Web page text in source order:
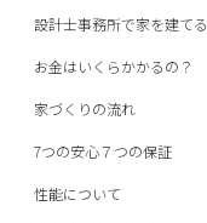
設計士事務所で家を建てる
お金はいくらかかるの？
家づくりの流れ
7つの安心７つの保証
性能について